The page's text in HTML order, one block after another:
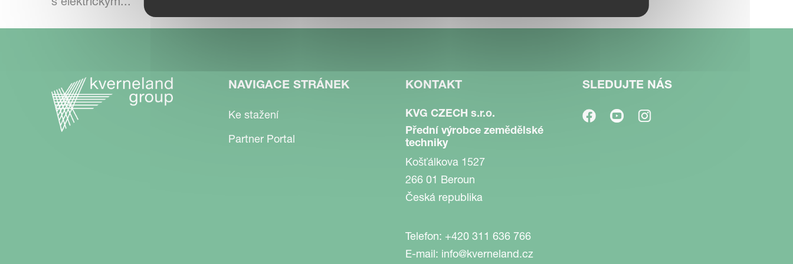
NAVIGACE STRÁNEK
Ke stažení
Partner Portal
KONTAKT
KVG CZECH s.r.o.
Přední výrobce zemědělské
techniky
Košťálkova 1527
266 01 Beroun
Česká republika
Telefon: +420 311 636 766
E-mail: info@kverneland.cz
SLEDUJTE NÁS